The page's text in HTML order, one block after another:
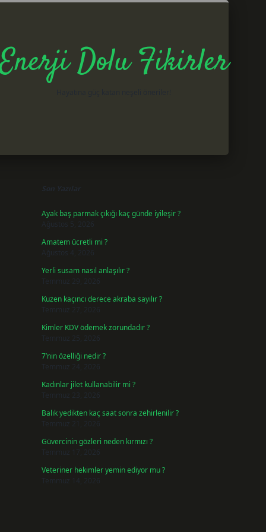
Dolu Fikirler
Son Yazılar
Ayak baş parmak çıkığı kaç günde iyileşir ?
Ağustos 5, 2026
Amatem ücretli mi ?
Ağustos 4, 2026
Yerli susam nasıl anlaşılır ?
Temmuz 29, 2026
Kuzen kaçıncı derece akraba sayılır ?
Temmuz 27, 2026
Kimler KDV ödemek zorundadır ?
Temmuz 25, 2026
7’nin özelliği nedir ?
Temmuz 24, 2026
Kadınlar jilet kullanabilir mi ?
Temmuz 23, 2026
Balık yedikten kaç saat sonra zehirlenilir ?
Temmuz 21, 2026
Güvercinin gözleri neden kırmızı ?
Temmuz 17, 2026
Veteriner hekimler yemin ediyor mu ?
Temmuz 14, 2026